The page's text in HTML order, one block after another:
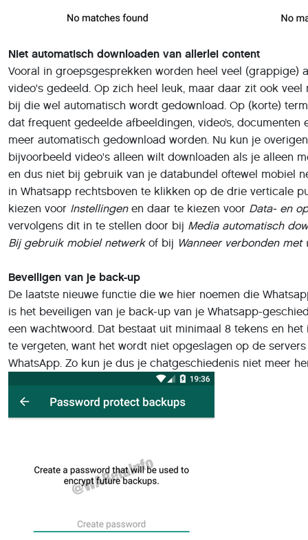
Niet automatisch downloaden van allerlei content
Vooral in groepsgesprekken worden heel veel (grappige)
video's gedeeld. Op zich heel leuk, maar daar zit ook
bij die wel automatisch wordt gedownload. Op (korte)
dat frequent gedeelde afbeeldingen, video’s, documenten
meer automatisch gedownload worden. Nu kun je
bijvoorbeeld video's alleen wilt downloaden als je alleen
en dus niet bij gebruik van je databundel oftewel mobiel
in Whatsapp rechtsboven te klikken op de drie verticale
kiezen voor Instellingenen daar te kiezen voor Data- en
vervolgens dit in te stellen door bij Media automatisch
Bij gebruik mobiel netwerkof bij Wanneer verbonden met
Beveiligen van je back-up
De laatste nieuwe functie die we hier noemen die
is het beveiligen van je back-up van je Whatsapp-
een wachtwoord. Dat bestaat uit minimaal 8 tekens en
te vergeten, want het wordt niet opgeslagen op de
WhatsApp. Zo kun je dus je chatgeschiedenis niet meer